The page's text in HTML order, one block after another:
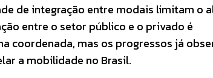
de integração entre modais limitam o
entre o setor público e o privado é
coordenada, mas os progressos já
a mobilidade no Brasil.